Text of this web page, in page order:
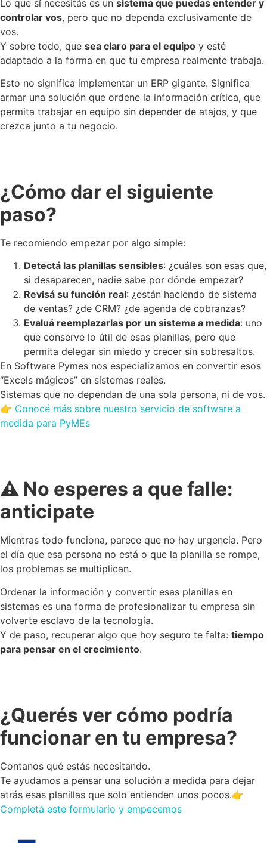
Lo que sí necesitás es un sistema que puedas entender y
controlar vos, pero que no dependa exclusivamente de
vos.
Y sobre todo, que sea claro para el equipo y esté
adaptado a la forma en que tu empresa realmente trabaja.
Esto no significa implementar un ERP gigante. Significa
armar una solución que ordene la información crítica, que
permita trabajar en equipo sin depender de atajos, y que
crezca junto a tu negocio.
¿Cómo dar el siguiente
paso?
Te recomiendo empezar por algo simple:
Detectá las planillas sensibles: ¿cuáles son esas que,
si desaparecen, nadie sabe por dónde empezar?
Revisá su función real: ¿están haciendo de sistema
de ventas? ¿de CRM? ¿de agenda de cobranzas?
Evaluá reemplazarlas por un sistema a medida: uno
que conserve lo útil de esas planillas, pero que
permita delegar sin miedo y crecer sin sobresaltos.
En Software Pymes nos especializamos en convertir esos
“Excels mágicos” en sistemas reales.
Sistemas que no dependan de una sola persona, ni de vos.
👉 Conocé más sobre nuestro servicio de software a
medida para PyMEs
⚠️ No esperes a que falle:
anticipate
Mientras todo funciona, parece que no hay urgencia. Pero
el día que esa persona no está o que la planilla se rompe,
los problemas se multiplican.
Ordenar la información y convertir esas planillas en
sistemas es una forma de profesionalizar tu empresa sin
volverte esclavo de la tecnología.
Y de paso, recuperar algo que hoy seguro te falta: tiempo
para pensar en el crecimiento.
¿Querés ver cómo podría
funcionar en tu empresa?
Contanos qué estás necesitando.
Te ayudamos a pensar una solución a medida para dejar
atrás esas planillas que solo entienden unos pocos.👉
Completá este formulario y empecemos